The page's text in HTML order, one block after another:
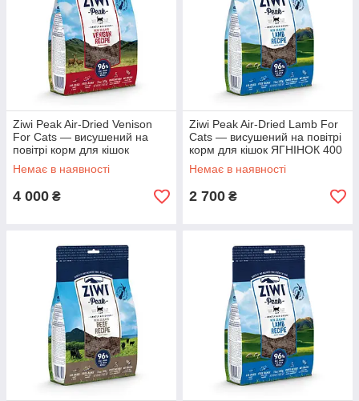
Ziwi Peak Air-Dried Venison
For Cats — висушений на
повітрі корм для кішок
ОЛЕНІНА 400 г
Немає в наявності
4 000 ₴
Ziwi Peak Air-Dried Lamb For
Cats — висушений на повітрі
корм для кішок ЯГНІНОК 400
гНемає в наявності
2 700 ₴